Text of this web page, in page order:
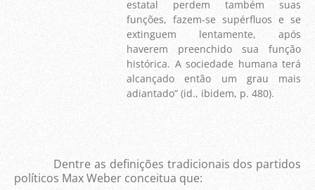
estatal perdem também suas
funções, fazem-se supérfluos e se
extinguem lentamente, após
haverem preenchido sua função
histórica. A sociedade humana terá
alcançado então um grau mais
adiantado” (id., ibidem, p. 480).
Dentre as definições tradicionais dos partidos
políticos Max Weber conceitua que: